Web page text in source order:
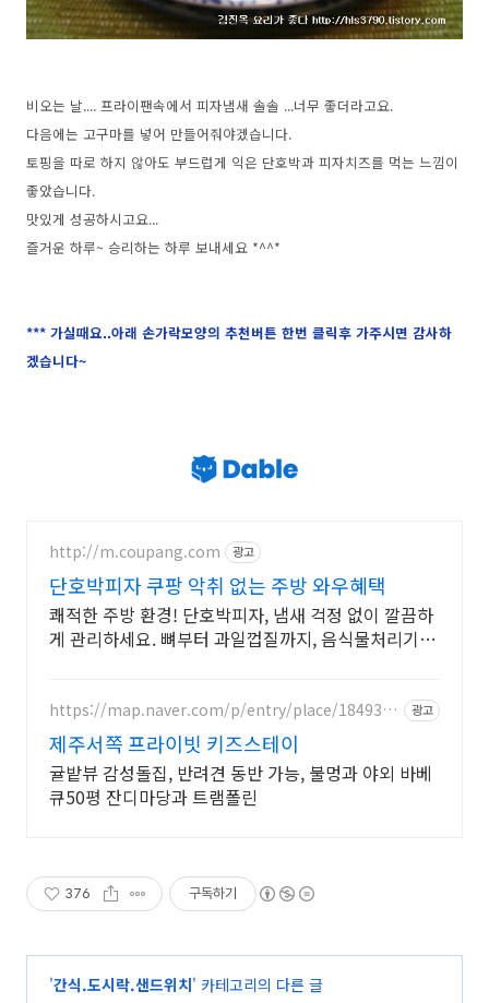
비오는 날.... 프라이팬속에서 피자냄새 솔솔 ...너무 좋더라고요.
다음에는 고구마를 넣어 만들어줘야겠습니다.
토핑을 따로 하지 않아도 부드럽게 익은 단호박과 피자치즈를 먹는 느낌이
좋았습니다.
맛있게 성공하시고요...
즐거운 하루~ 승리하는 하루 보내세요 *^^*
*** 가실때요..아래 손가락모양의 추천버튼 한번 클릭후 가주시면 감사하
겠습니다~
http://m.coupang.com 광고
단호박피자 쿠팡 악취 없는 주방 와우혜택
쾌적한 주방 환경! 단호박피자, 냄새 걱정 없이 깔끔하
게 관리하세요. 뼈부터 과일껍질까지, 음식물처리기 어
https://map.naver.com/p/entry/place/1849336
광고
제주서쪽 프라이빗 키즈스테이
귤밭뷰 감성돌집, 반려견 동반 가능, 불멍과 야외 바베
큐50평 잔디마당과 트램폴린
376 구독하기
'간식.도시락.샌드위치' 카테고리의 다른 글